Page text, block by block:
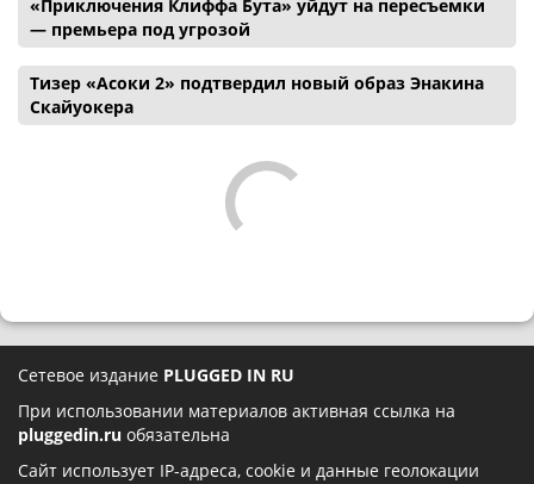
«Приключения Клиффа Бута» уйдут на пересъемки
— премьера под угрозой
Тизер «Асоки 2» подтвердил новый образ Энакина
Скайуокера
Сетевое издание PLUGGED IN RU
При использовании материалов активная ссылка на
pluggedin.ru обязательна
Сайт использует IP-адреса, cookie и данные геолокации